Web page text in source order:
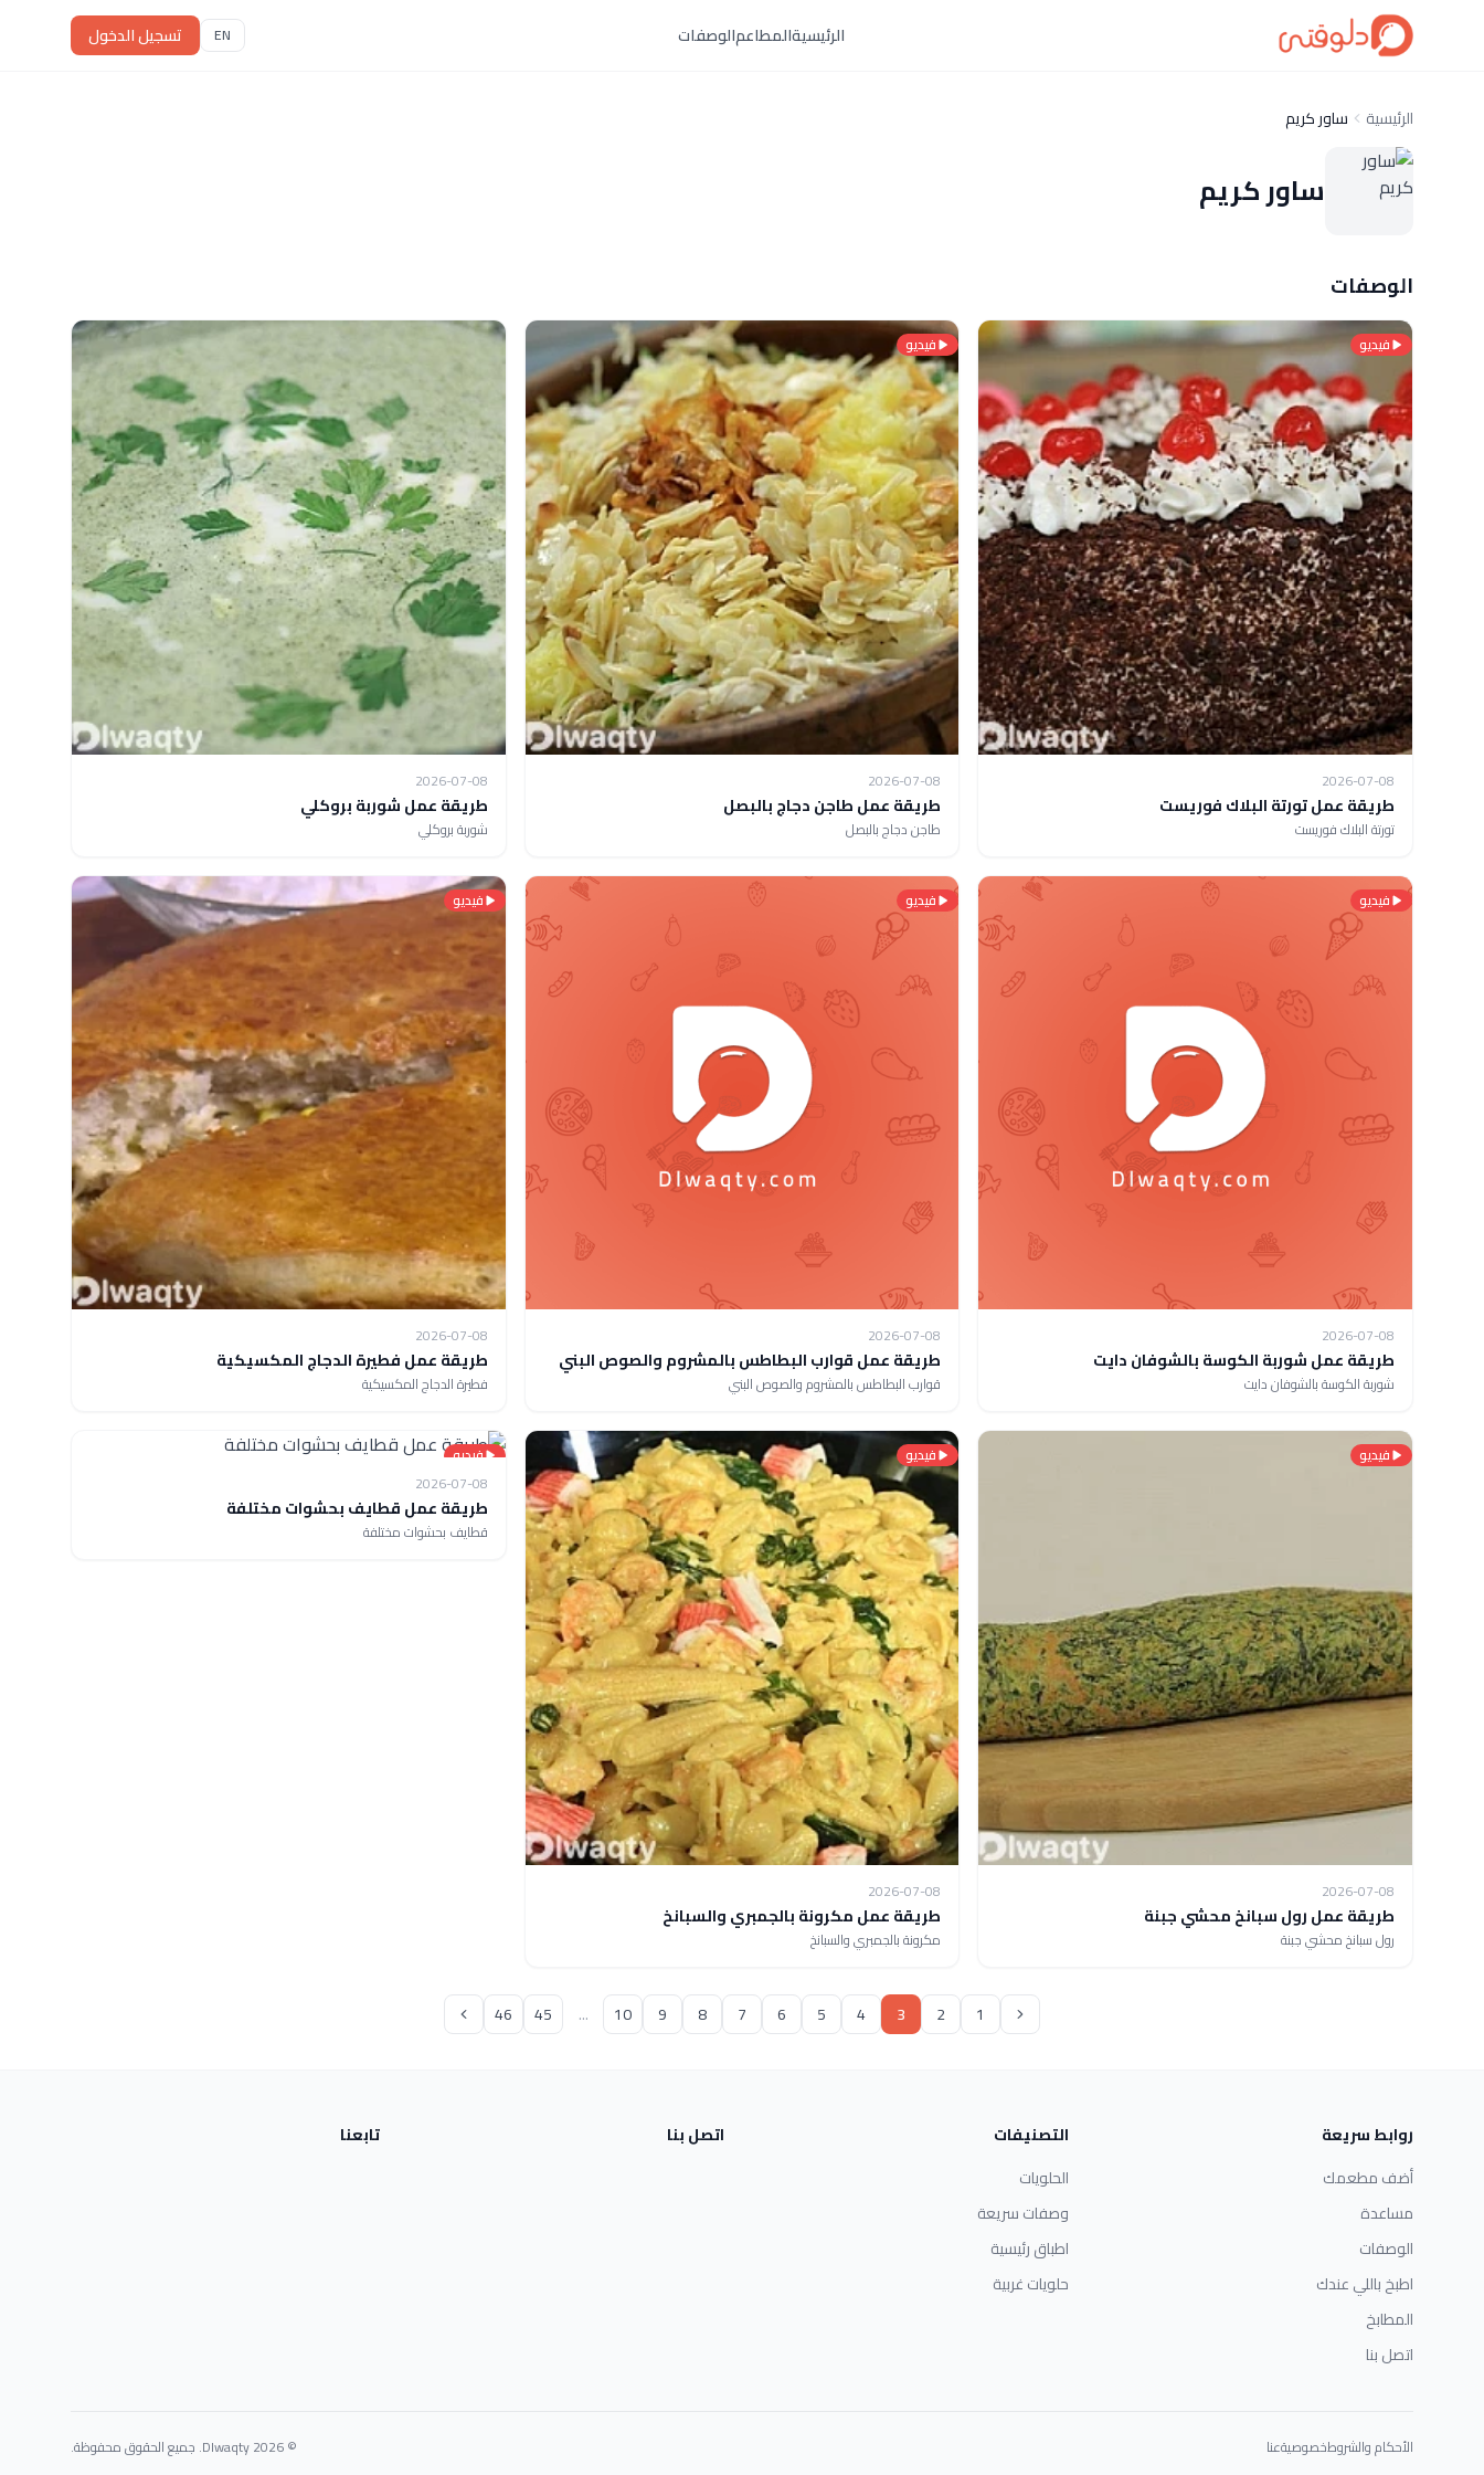
الرئيسيةالمطاعمالوصفات EN تسجيل الدخول
الرئيسية ساور كريم
ساور كريم
الوصفات
فيديو
2026-07-08
طريقة عمل تورتة البلاك فوريست
تورتة البلاك فوريست
فيديو
2026-07-08
طريقة عمل طاجن دجاج بالبصل
طاجن دجاج بالبصل
2026-07-08
طريقة عمل شوربة بروكلي
شوربة بروكلي
فيديو
2026-07-08
طريقة عمل شوربة الكوسة بالشوفان دايت
شوربة الكوسة بالشوفان دايت
فيديو
2026-07-08
طريقة عمل قوارب البطاطس بالمشروم والصوص البني
قوارب البطاطس بالمشروم والصوص البني
فيديو
2026-07-08
طريقة عمل فطيرة الدجاج المكسيكية
فطيرة الدجاج المكسيكية
فيديو
2026-07-08
طريقة عمل رول سبانخ محشي جبنة
رول سبانخ محشي جبنة
فيديو
2026-07-08
طريقة عمل مكرونة بالجمبري والسبانخ
مكرونة بالجمبري والسبانخ
فيديو
2026-07-08
طريقة عمل قطايف بحشوات مختلفة
قطايف بحشوات مختلفة
1
2
3
4
5
6
7
8
9
10
...
45
46
روابط سريعة
أضف مطعمك
مساعدة
الوصفات
اطبخ باللي عندك
المطابخ
اتصل بنا
التصنيفات
الحلويات
وصفات سريعة
اطباق رئيسية
حلويات غربية
اتصل بنا تابعنا
الأحكام والشروطخصوصيةعنا
© 2026 Dlwaqty. جميع الحقوق محفوظة.